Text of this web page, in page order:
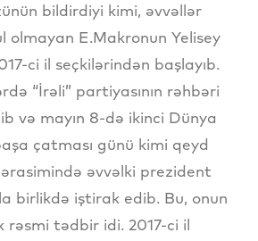
bildirdiyi kimi, əvvəllər
olmayan E.Makronun Yelisey
ci il seçkilərindən başlayıb.
“İrəli” partiyasının rəhbəri
və mayın 8-də ikinci Dünya
çatması günü kimi qeyd
əvvəlki prezident
birlikdə iştirak edib. Bu, onun
rəsmi tədbir idi. 2017-ci il